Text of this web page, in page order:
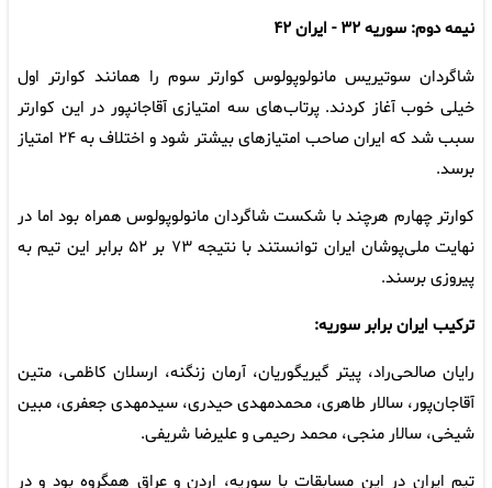
نیمه دوم: سوریه ۳۲ - ایران ۴۲
شاگردان سوتیریس مانولوپولوس کوارتر سوم را همانند کوارتر اول
خیلی خوب آغاز کردند. پرتاب‌های سه امتیازی آقاجانپور در این کوارتر
سبب شد که ایران صاحب امتیازهای بیشتر شود و اختلاف به ۲۴ امتیاز
برسد.
کوارتر چهارم هرچند با شکست شاگردان مانولوپولوس همراه بود اما در
نهایت ملی‌پوشان ایران توانستند با نتیجه ۷۳ بر ۵۲ برابر این تیم به
پیروزی برسند.
ترکیب ایران برابر سوریه:
رایان صالحی‌راد، پیتر گیریگوریان، آرمان زنگنه، ارسلان کاظمی، متین
آقاجان‌پور، سالار طاهری، محمدمهدی حیدری، سیدمهدی جعفری، مبین
شیخی، سالار منجی، محمد رحیمی و علیرضا شریفی.
تیم ایران در این مسابقات با سوریه، اردن و عراق همگروه بود و در